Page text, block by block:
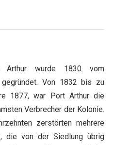
Arthur wurde 1830 vom
gegründet. Von 1832 bis zu
1877, war Port Arthur die
Verbrecher der Kolonie.
zerstörten mehrere
die von der Siedlung übrig